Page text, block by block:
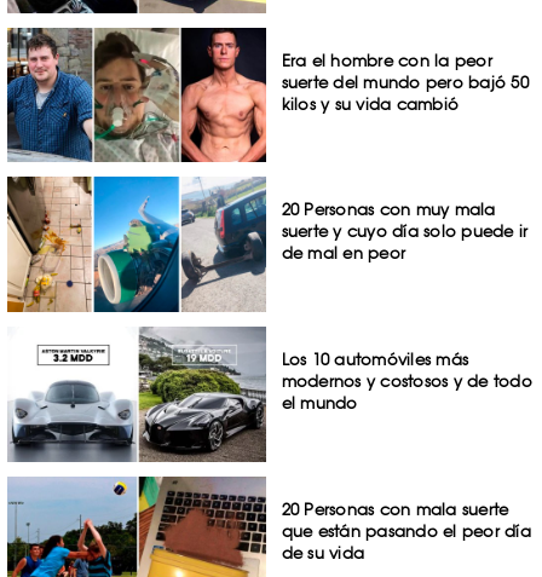
Era el hombre con la peor
suerte del mundo pero bajó 50
kilos y su vida cambió
20 Personas con muy mala
suerte y cuyo día solo puede ir
de mal en peor
Los 10 automóviles más
modernos y costosos y de todo
el mundo
20 Personas con mala suerte
que están pasando el peor día
de su vida